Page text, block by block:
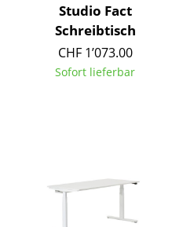
Studio Fact
Schreibtisch
CHF 1’073.00
Sofort lieferbar